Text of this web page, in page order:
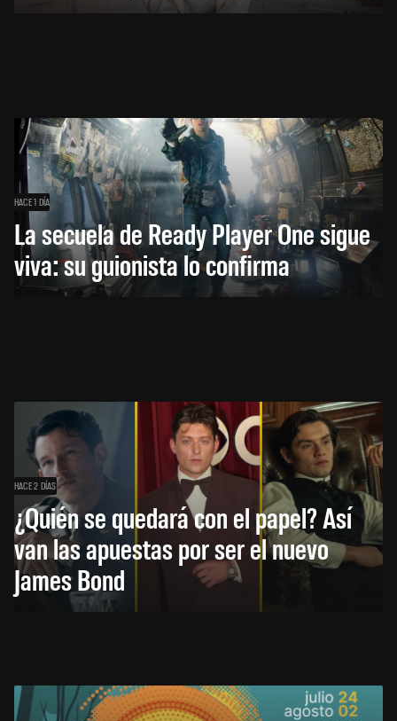
HACE 1 DÍA
La secuela de Ready Player One sigue
viva: su guionista lo confirma
HACE 2 DÍAS
¿Quién se quedará con el papel? Así
van las apuestas por ser el nuevo
James Bond